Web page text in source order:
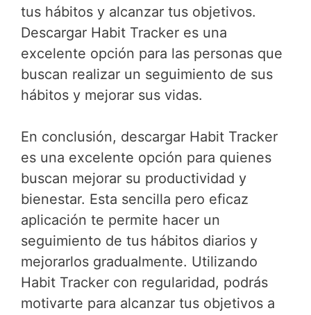
tus hábitos y alcanzar tus objetivos.
Descargar Habit Tracker es una
excelente opción para las personas que
buscan realizar un seguimiento de sus
hábitos y mejorar sus vidas.
En conclusión, descargar Habit Tracker
es una excelente opción para quienes
buscan mejorar su productividad y
bienestar. Esta sencilla pero eficaz
aplicación te permite hacer un
seguimiento de tus hábitos diarios y
mejorarlos gradualmente. Utilizando
Habit Tracker con regularidad, podrás
motivarte para alcanzar tus objetivos a